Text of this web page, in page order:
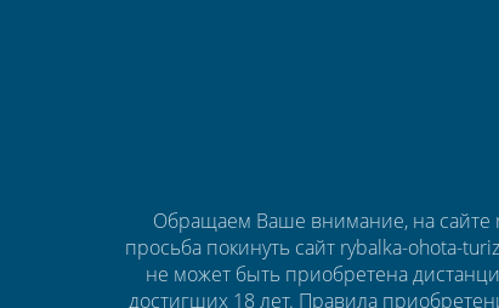
Обращаем Ваше внимание, на сайте
просьба покинуть сайт rybalka-ohota-
не может быть приобретена
достигших 18 лет. Правила